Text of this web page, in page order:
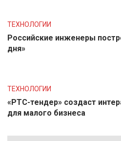
ТЕХНОЛОГИИ
Российские инженеры
дня»
ТЕХНОЛОГИИ
«РТС-тендер» создаст
для малого бизнеса